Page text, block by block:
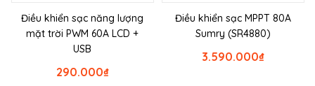
Điều khiển sạc năng lượng
mặt trời PWM 60A LCD +
USB
₫
290.000
Điều khiển sạc MPPT 80A
Sumry (SR4880)
₫
3.590.000